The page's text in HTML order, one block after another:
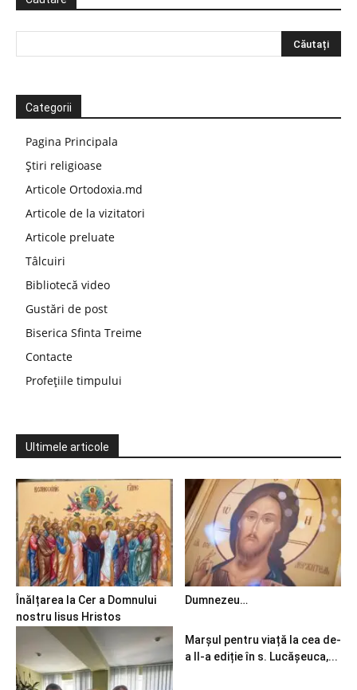
Categorii
Pagina Principala
Știri religioase
Articole Ortodoxia.md
Articole de la vizitatori
Articole preluate
Tâlcuiri
Bibliotecă video
Gustări de post
Biserica Sfinta Treime
Contacte
Profețiile timpului
Ultimele articole
Înălțarea la Cer a Domnului
nostru Iisus Hristos
Dumnezeu…
Marșul pentru viață la cea de-
a II-a ediție în s. Lucășeuca,...